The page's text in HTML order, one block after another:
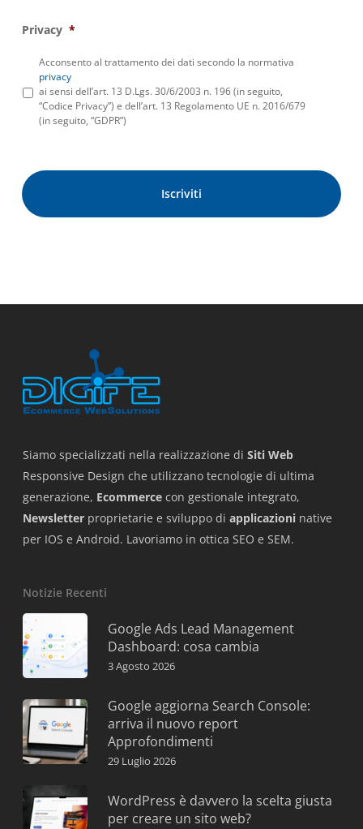
Privacy *
Acconsento al trattamento dei dati secondo la normativa
privacy
ai sensi dell’art. 13 D.Lgs. 30/6/2003 n. 196 (in seguito,
“Codice Privacy”) e dell’art. 13 Regolamento UE n. 2016/679
(in seguito, “GDPR”)
Siamo specializzati nella realizzazione di Siti Web
Responsive Design che utilizzano tecnologie di ultima
generazione, Ecommerce con gestionale integrato,
Newsletter proprietarie e sviluppo di applicazioni native
per IOS e Android. Lavoriamo in ottica SEO e SEM.
Notizie Recenti
Google Ads Lead Management
Dashboard: cosa cambia
3 Agosto 2026
Google aggiorna Search Console:
arriva il nuovo report
Approfondimenti
29 Luglio 2026
WordPress è davvero la scelta giusta
per creare un sito web?